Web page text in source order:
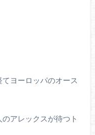
ヨーロッパのオース
アレックスが待つト